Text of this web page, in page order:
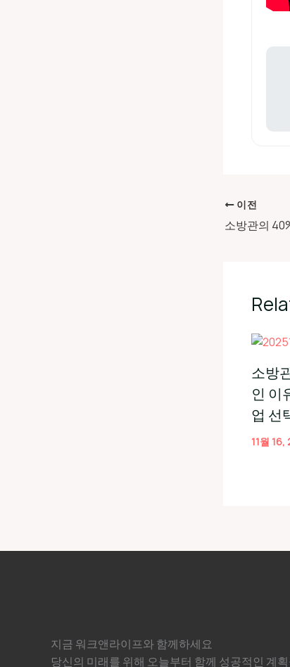
이전
소방
인 이
업 선
11월
지금 워크앤라이프와 함께하세요
당신의 미래를 위해 오늘부터 함께 성공적인 계